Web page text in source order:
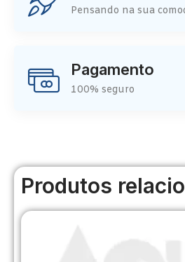
Pensando na sua
Pagamento
100% seguro
Produtos